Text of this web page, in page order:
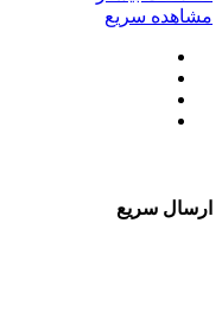
مشاهده سریع
ارسال سریع